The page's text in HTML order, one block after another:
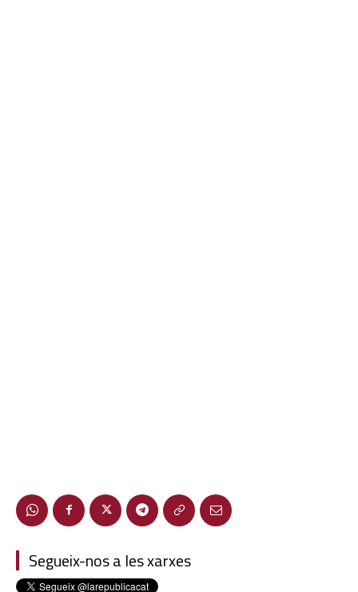
Segueix-nos a les xarxes